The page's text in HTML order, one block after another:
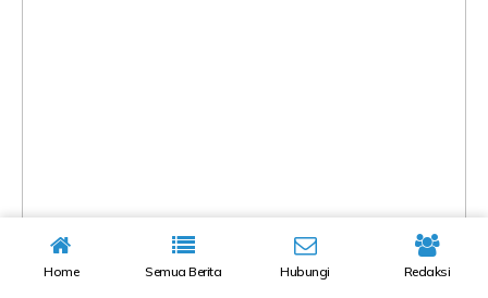
Home Semua Berita Hubungi Redaksi